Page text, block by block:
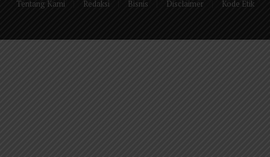
Tentang Kami
Redaksi Bisnis Disclaimer Kode Etik